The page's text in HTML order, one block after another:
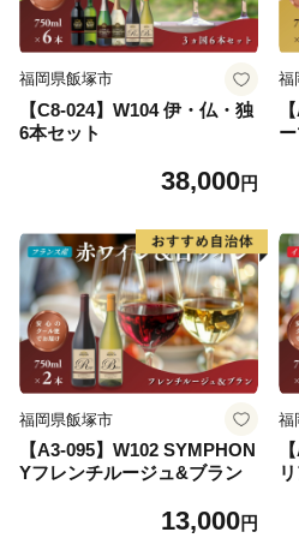
福岡県飯塚市
【C8-024】W104 伊・仏・独
6本セット
38,000円
福
福岡県飯塚市
【A3-095】W102 SYMPHON
Yフレンチルージュ&ブラン
13,000円
福